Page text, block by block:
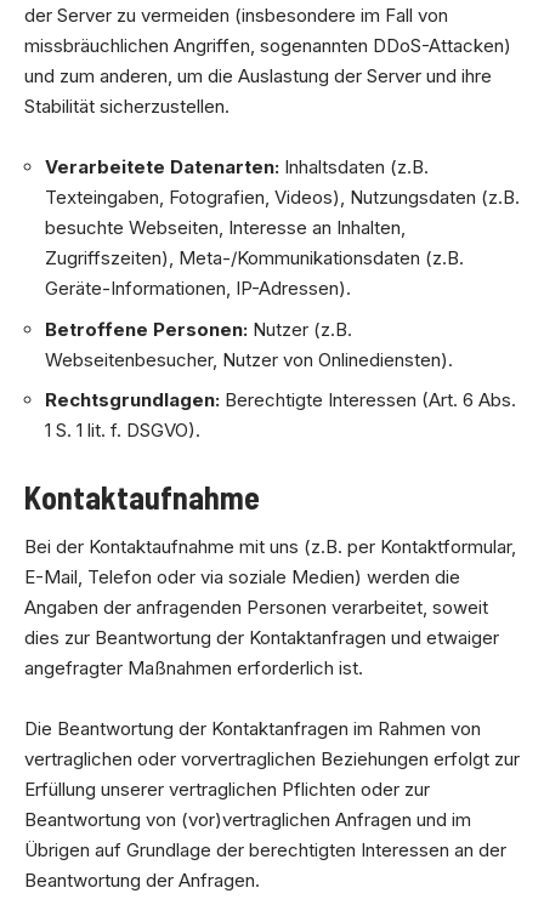
der Server zu vermeiden (insbesondere im Fall von
missbräuchlichen Angriffen, sogenannten DDoS-Attacken)
und zum anderen, um die Auslastung der Server und ihre
Stabilität sicherzustellen.
Verarbeitete Datenarten: Inhaltsdaten (z.B.
Texteingaben, Fotografien, Videos), Nutzungsdaten (z.B.
besuchte Webseiten, Interesse an Inhalten,
Zugriffszeiten), Meta-/Kommunikationsdaten (z.B.
Geräte-Informationen, IP-Adressen).
Betroffene Personen: Nutzer (z.B.
Webseitenbesucher, Nutzer von Onlinediensten).
Rechtsgrundlagen: Berechtigte Interessen (Art. 6 Abs.
1 S. 1 lit. f. DSGVO).
Kontaktaufnahme
Bei der Kontaktaufnahme mit uns (z.B. per Kontaktformular,
E-Mail, Telefon oder via soziale Medien) werden die
Angaben der anfragenden Personen verarbeitet, soweit
dies zur Beantwortung der Kontaktanfragen und etwaiger
angefragter Maßnahmen erforderlich ist.
Die Beantwortung der Kontaktanfragen im Rahmen von
vertraglichen oder vorvertraglichen Beziehungen erfolgt zur
Erfüllung unserer vertraglichen Pflichten oder zur
Beantwortung von (vor)vertraglichen Anfragen und im
Übrigen auf Grundlage der berechtigten Interessen an der
Beantwortung der Anfragen.